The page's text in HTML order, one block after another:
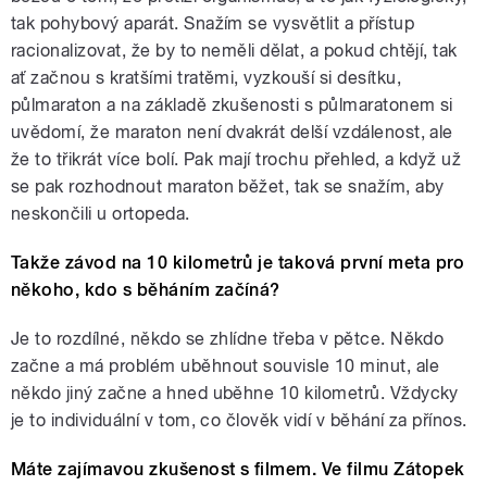
tak pohybový aparát. Snažím se vysvětlit a přístup
racionalizovat, že by to neměli dělat, a pokud chtějí, tak
ať začnou s kratšími tratěmi, vyzkouší si desítku,
půlmaraton a na základě zkušenosti s půlmaratonem si
uvědomí, že maraton není dvakrát delší vzdálenost, ale
že to třikrát více bolí. Pak mají trochu přehled, a když už
se pak rozhodnout maraton běžet, tak se snažím, aby
neskončili u ortopeda.
Takže závod na 10 kilometrů je taková první meta pro
někoho, kdo s běháním začíná?
Je to rozdílné, někdo se zhlídne třeba v pětce. Někdo
začne a má problém uběhnout souvisle 10 minut, ale
někdo jiný začne a hned uběhne 10 kilometrů. Vždycky
je to individuální v tom, co člověk vidí v běhání za přínos.
Máte zajímavou zkušenost s filmem. Ve filmu Zátopek